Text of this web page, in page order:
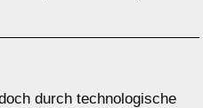
durch technologische